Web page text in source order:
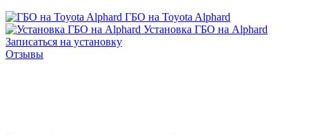
ГБО на Toyota Alphard
Установка ГБО на Alphard
Записаться на установку
Отзывы